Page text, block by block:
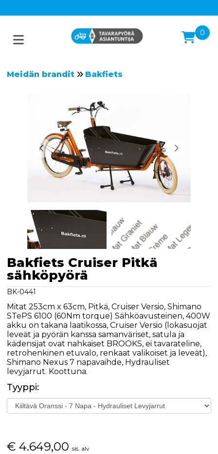
0
Meidän brandit Bakfiets
Bakfiets Cruiser Pitkä
sähköpyörä
BK-0441
Mitat 253cm x 63cm, Pitkä, Cruiser Versio, Shimano
STePS 6100 (60Nm torque) Sähköavusteinen, 400W
akku on takana laatikossa, Cruiser Versio (lokasuojat
leveät ja pyörän kanssa samanväriset, satula ja
kädensijat ovat nahkaiset BROOKS, ei tavarateline,
retrohenkinen etuvalo, renkaat valikoiset ja leveät),
Shimano Nexus 7 napavaihde, Hydrauliset
levyjarrut. Koottuna.
Tyyppi:
€ 4.649,00 sis. alv